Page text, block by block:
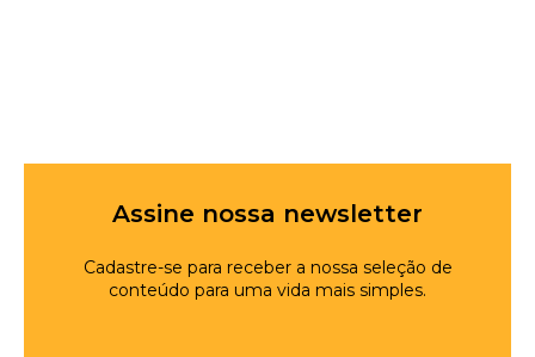
Assine nossa newsletter
Cadastre-se para receber a nossa seleção de
conteúdo para uma vida mais simples.